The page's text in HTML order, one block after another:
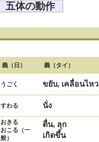
五体の動作
義（日） 義（タイ）
うごく ขยับ, เคลื่อนไหว
すわる นั่ง
おきる
おこる（一
般）
ตื่น, ลุก
เกิดขึ้น